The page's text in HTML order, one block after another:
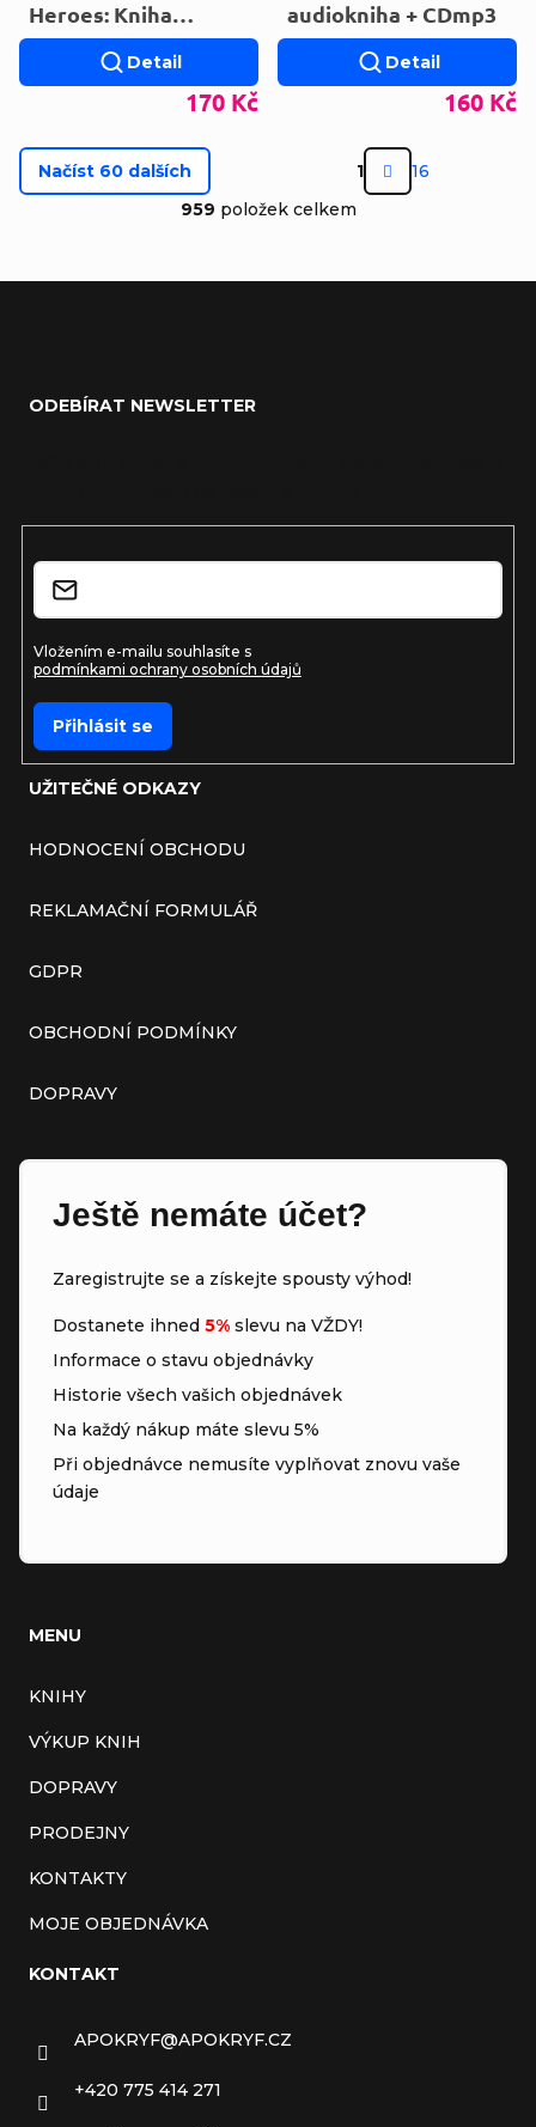
Heroes: Kniha
superhrdinů
170 Kč
Detail
audiokniha + CDmp3
160 Kč
Detail
Ovládací prvky
Načíst 60 dalších 1
16
959 položek celkem
UŽITEČNÉ ODKAZY
HODNOCENÍ OBCHODU
REKLAMAČNÍ FORMULÁŘ
GDPR
OBCHODNÍ PODMÍNKY
DOPRAVY
Ještě nemáte účet?
Zaregistrujte se a získejte spousty výhod!
Dostanete ihned 5% slevu na VŽDY!
Informace o stavu objednávky
Historie všech vašich objednávek
Na každý nákup máte slevu 5%
Při objednávce nemusíte vyplňovat znovu vaše
údaje
MENU
KNIHY
VÝKUP KNIH
DOPRAVY
PRODEJNY
KONTAKTY
MOJE OBJEDNÁVKA
ODEBÍRAT NEWSLETTER
Vložením e-mailu souhlasíte s
podmínkami ochrany osobních údajů
Přihlásit se
KONTAKT
APOKRYF@APOKRYF.CZ
+420 775 414 271